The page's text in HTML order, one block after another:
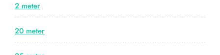
2 meter
20 meter